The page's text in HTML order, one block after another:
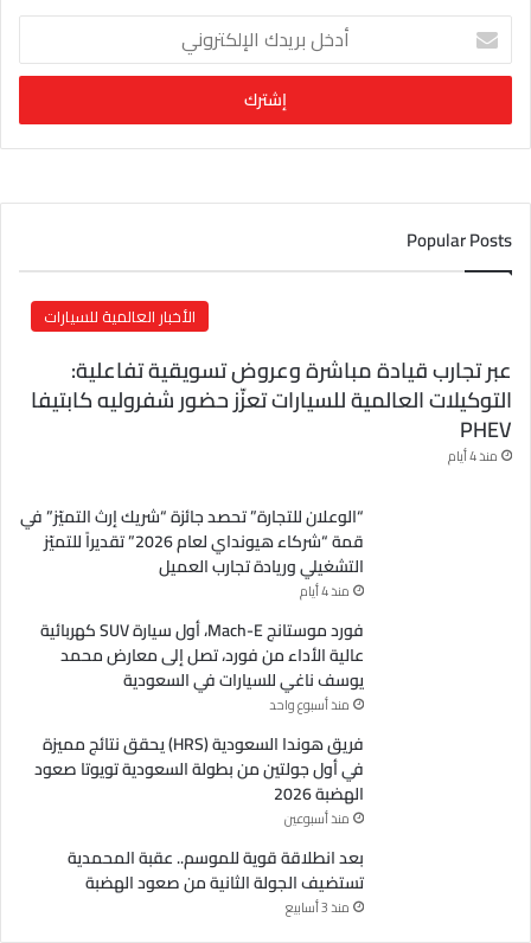
خ
ب
ر
د
ا
ل
ت
ر
و
ن
Popular Posts
الأخبار العالمية للسيارات
عبر تجارب قيادة مباشرة وعروض تسويقية تفاعلية:
التوكيلات العالمية للسيارات تعزّز حضور شفروليه كابتيفا
PHEV
منذ 4 أيام
“الوعلان للتجارة” تحصد جائزة “شريك إرث التميّز” في
قمة “شركاء هيونداي لعام 2026” تقديراً للتميّز
التشغيلي وريادة تجارب العميل
منذ 4 أيام
فورد موستانج Mach-E، أول سيارة SUV كهربائية
عالية الأداء من فورد، تصل إلى معارض محمد
يوسف ناغي للسيارات في السعودية
منذ أسبوع واحد
فريق هوندا السعودية (HRS) يحقق نتائج مميزة
في أول جولتين من بطولة السعودية تويوتا صعود
الهضبة 2026
منذ أسبوعين
بعد انطلاقة قوية للموسم.. عقبة المحمدية
تستضيف الجولة الثانية من صعود الهضبة
منذ 3 أسابيع